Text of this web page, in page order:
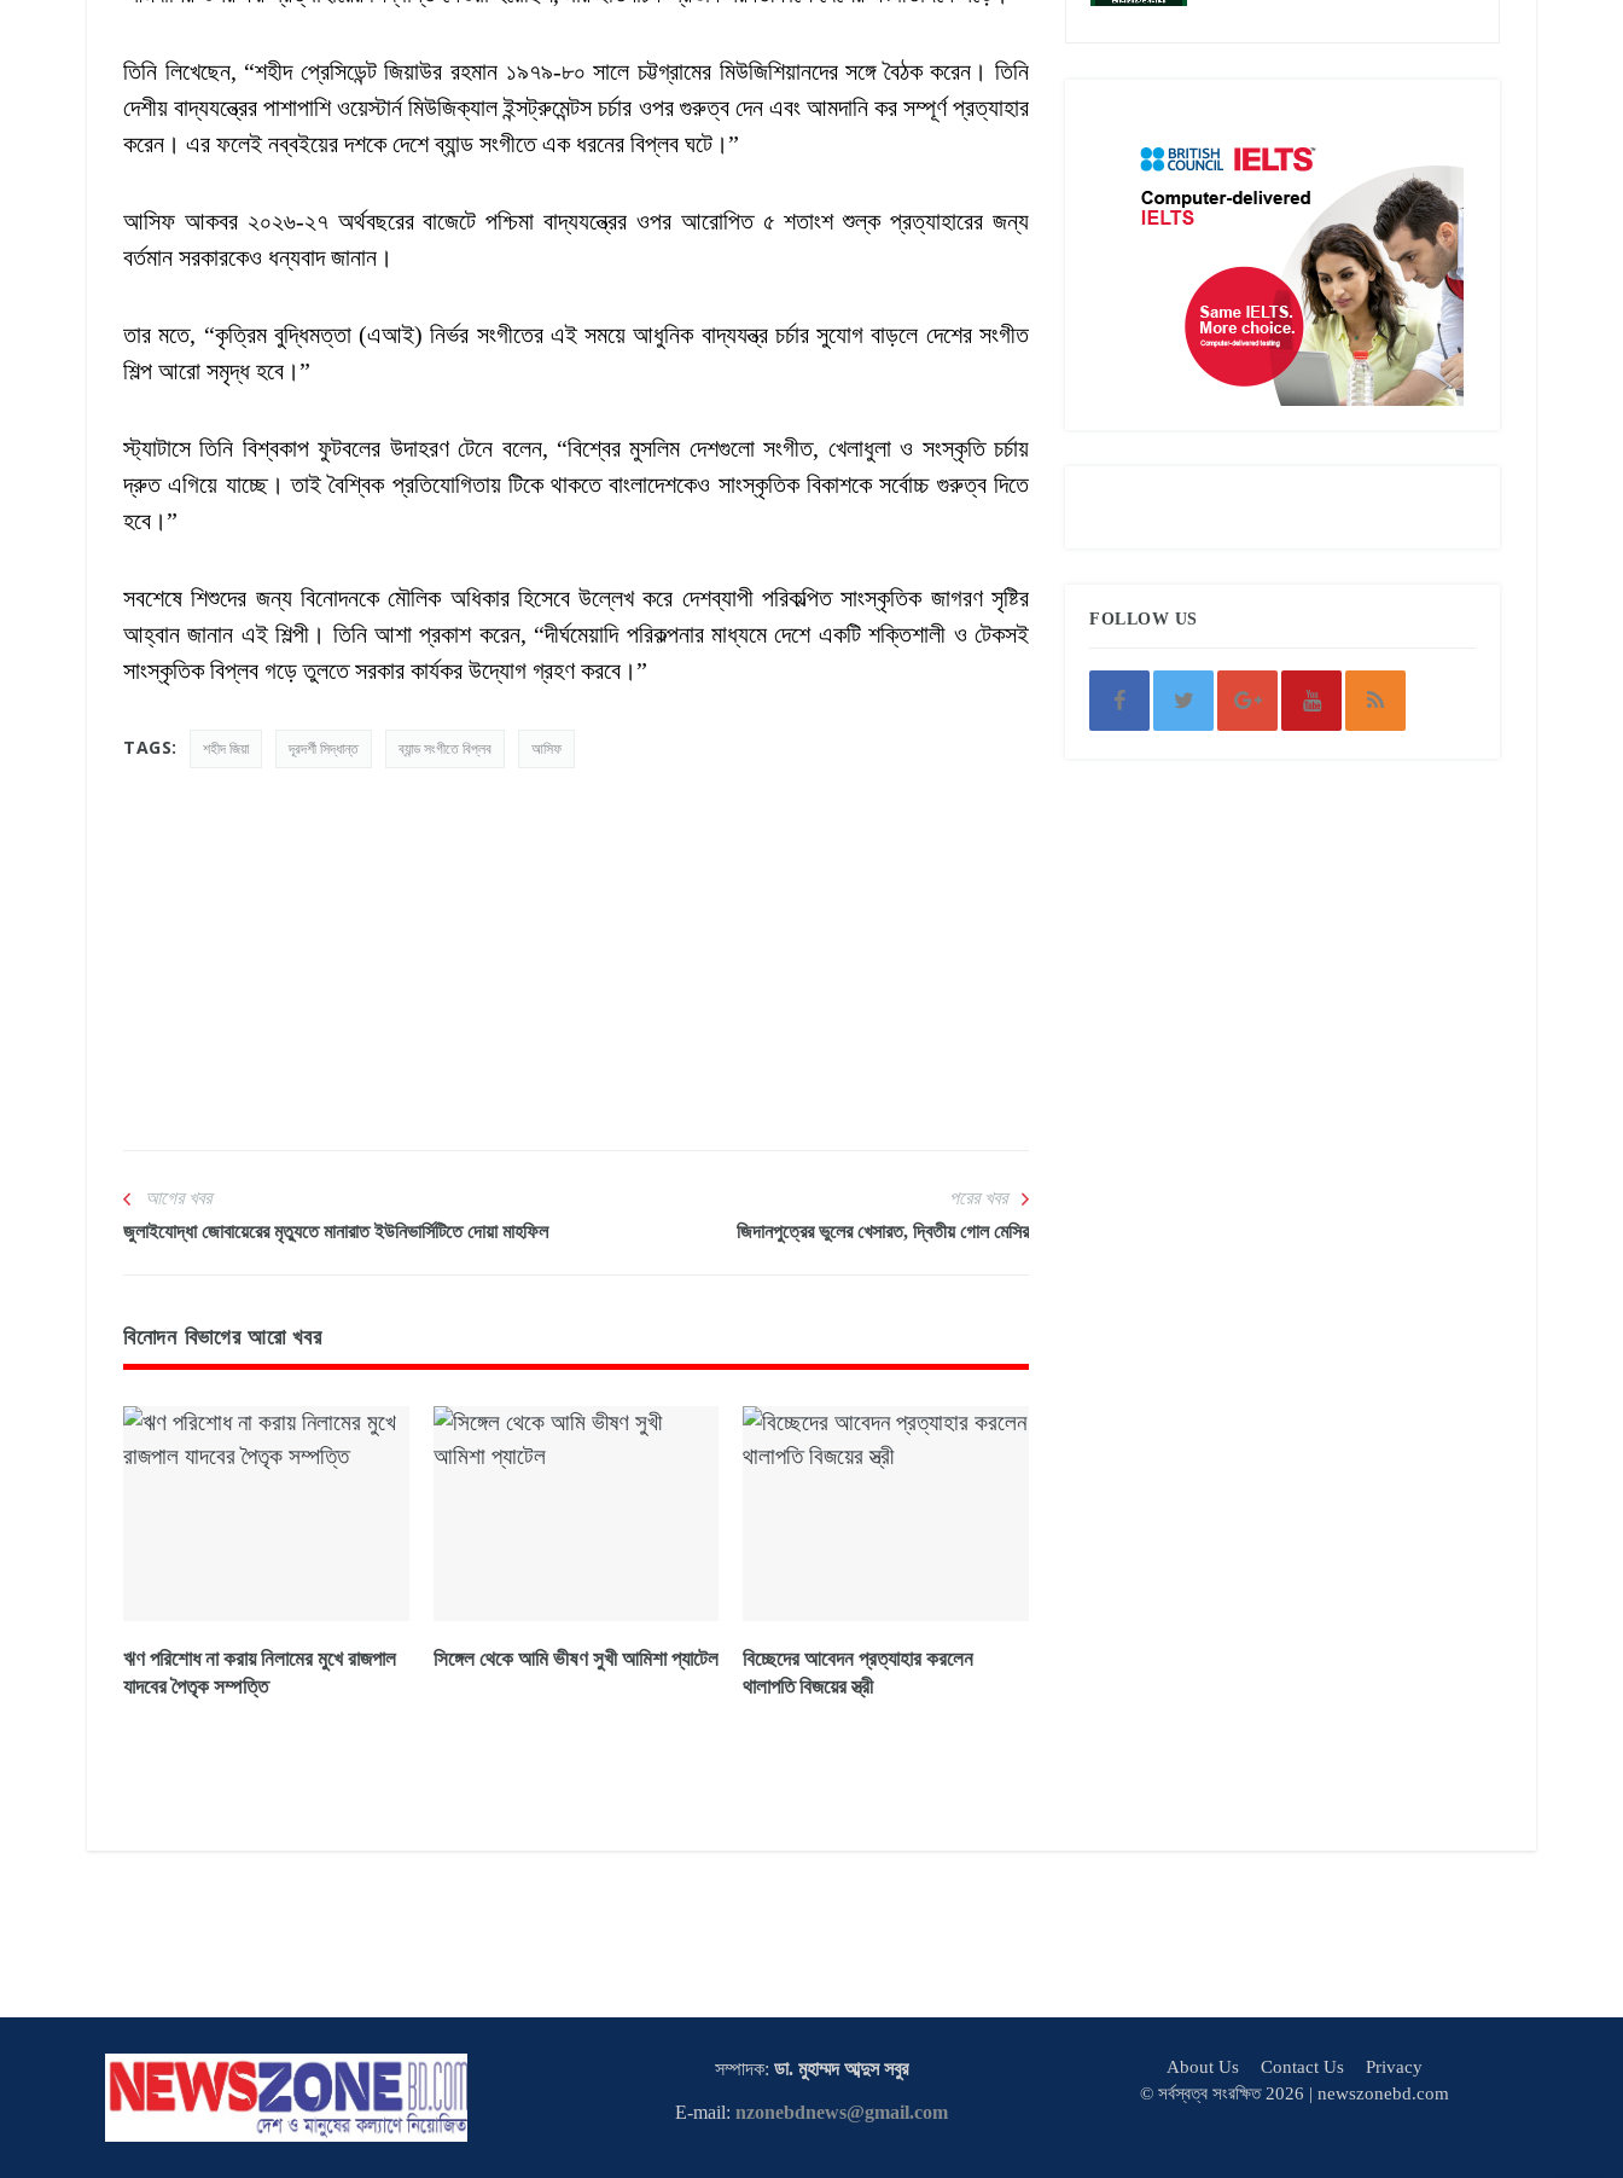
তিনি লিখেছেন, “শহীদ প্রেসিডেন্ট জিয়াউর রহমান ১৯৭৯-৮০ সালে চট্টগ্রামের মিউজিশিয়ানদের সঙ্গে বৈঠক করেন। তিনি
দেশীয় বাদ্যযন্ত্রের পাশাপাশি ওয়েস্টার্ন মিউজিক্যাল ইন্সট্রুমেন্টস চর্চার ওপর গুরুত্ব দেন এবং আমদানি কর সম্পূর্ণ প্রত্যাহার
করেন। এর ফলেই নব্বইয়ের দশকে দেশে ব্যান্ড সংগীতে এক ধরনের বিপ্লব ঘটে।”
আসিফ আকবর ২০২৬-২৭ অর্থবছরের বাজেটে পশ্চিমা বাদ্যযন্ত্রের ওপর আরোপিত ৫ শতাংশ শুল্ক প্রত্যাহারের জন্য
বর্তমান সরকারকেও ধন্যবাদ জানান।
তার মতে, “কৃত্রিম বুদ্ধিমত্তা (এআই) নির্ভর সংগীতের এই সময়ে আধুনিক বাদ্যযন্ত্র চর্চার সুযোগ বাড়লে দেশের সংগীত
শিল্প আরো সমৃদ্ধ হবে।”
স্ট্যাটাসে তিনি বিশ্বকাপ ফুটবলের উদাহরণ টেনে বলেন, “বিশ্বের মুসলিম দেশগুলো সংগীত, খেলাধুলা ও সংস্কৃতি চর্চায়
দ্রুত এগিয়ে যাচ্ছে। তাই বৈশ্বিক প্রতিযোগিতায় টিকে থাকতে বাংলাদেশকেও সাংস্কৃতিক বিকাশকে সর্বোচ্চ গুরুত্ব দিতে
হবে।”
সবশেষে শিশুদের জন্য বিনোদনকে মৌলিক অধিকার হিসেবে উল্লেখ করে দেশব্যাপী পরিকল্পিত সাংস্কৃতিক জাগরণ সৃষ্টির
আহ্বান জানান এই শিল্পী। তিনি আশা প্রকাশ করেন, “দীর্ঘমেয়াদি পরিকল্পনার মাধ্যমে দেশে একটি শক্তিশালী ও টেকসই
সাংস্কৃতিক বিপ্লব গড়ে তুলতে সরকার কার্যকর উদ্যোগ গ্রহণ করবে।”
TAGS: শহীদ জিয়া দূরদর্শী সিদ্ধান্ত ব্যান্ড সংগীতে বিপ্লব আসিফ
আগের খবর
জুলাইযোদ্ধা জোবায়েরের মৃত্যুতে মানারাত ইউনিভার্সিটিতে দোয়া মাহফিল
পরের খবর
জিদানপুত্রের ভুলের খেসারত, দ্বিতীয় গোল মেসির
বিনোদন বিভাগের আরো খবর
ঋণ পরিশোধ না করায় নিলামের মুখে রাজপাল
যাদবের পৈতৃক সম্পত্তি
সিঙ্গেল থেকে আমি ভীষণ সুখী আমিশা প্যাটেল
বিচ্ছেদের আবেদন প্রত্যাহার করলেন
থালাপতি বিজয়ের স্ত্রী
FOLLOW US
সম্পাদক: ডা. মুহাম্মদ আব্দুস সবুর
E-mail: nzonebdnews@gmail.com
About Us Contact Us
Privacy
© সর্বস্বত্ব সংরক্ষিত 2026 | newszonebd.com